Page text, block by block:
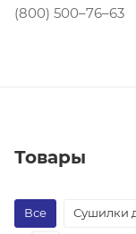
(800) 500–76–63
Товары
Все Сушилки